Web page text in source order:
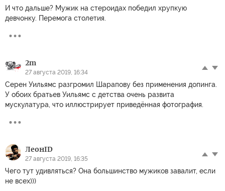
И что дальше? Мужик на стероидах победил хрупкую
девчонку. Перемога столетия.
2m
27 августа 2019, 16:34
Серен Уильямс разгромил Шарапову без применения допинга.
У обоих братьев Уильямс с детства очень развита
мускулатура, что иллюстрирует приведённая фотография.
ЛеонID
27 августа 2019, 16:35
Чего тут удивляться? Она большинство мужиков завалит, если
не всех)))